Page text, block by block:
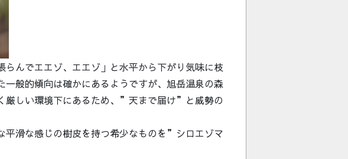
らんでエエゾ、エエゾ」と水平から下がり気味に枝
般的傾向は確かにあるようですが、旭岳温泉の森
厳しい環境下にあるため、”天まで届け”と威勢の
平滑な感じの樹皮を持つ希少なものを”シロエゾマ